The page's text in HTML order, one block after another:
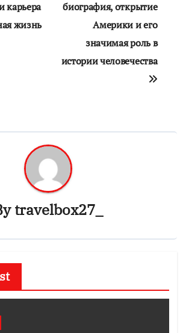
карьера
жизнь
биография, открытие
Америки и его
значимая роль в
истории человечества
travelbox27_